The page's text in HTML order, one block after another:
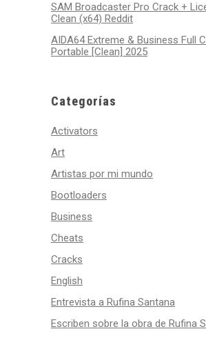
SAM Broadcaster Pro Crack +
Clean (x64) Reddit
AIDA64 Extreme & Business Full
Portable [Clean] 2025
Categorías
Activators
Art
Artistas por mi mundo
Bootloaders
Business
Cheats
Cracks
English
Entrevista a Rufina Santana
Escriben sobre la obra de Rufina